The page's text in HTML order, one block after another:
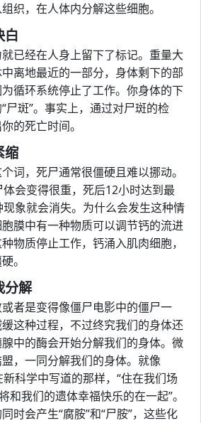
织，在人体内分解这些细胞。
白
已经在人身上留下了标记。重量大
离地最近的一部分，身体剩下的部
循环系统停止了工作。你身体的下
尸斑”。事实上，通过对尸斑的检
的死亡时间。
缩
词，死尸通常很僵硬且难以挪动。
会变得很重，死后12小时达到最
象就会消失。为什么会发生这种情
膜中有一种物质可以调节钙的流进
物质停止工作，钙涌入肌肉细胞，
。
分解
者是变得像僵尸电影中的僵尸一
这种过程，不过终究我们的身体还
中的酶会开始分解我们的身体。微
，一同分解我们的身体。就像
科学中写道的那样，“住在我们场
和我们的遗体幸福快乐的在一起”。
时会产生“腐胺”和“尸胺”，这些化